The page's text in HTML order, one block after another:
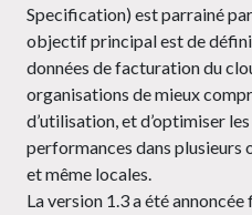
Specification) est parrainé
objectif principal est de
données de facturation du
organisations de mieux
d’utilisation, et d’optimiser
performances dans plusieurs
et même locales.
La version 1.3 a été